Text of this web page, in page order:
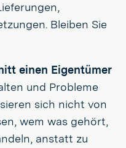
Bleiben Sie
einen Eigentümer
und Probleme
sich nicht von
wem was gehört,
anstatt zu